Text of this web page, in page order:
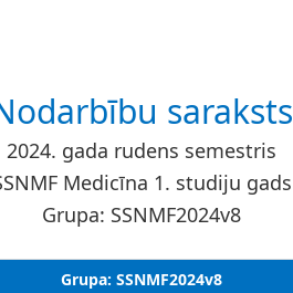
saraksts
2024. gada rudens semestris
Medicīna 1. studiju gads
Grupa: SSNMF2024v8
Grupa: SSNMF2024v8